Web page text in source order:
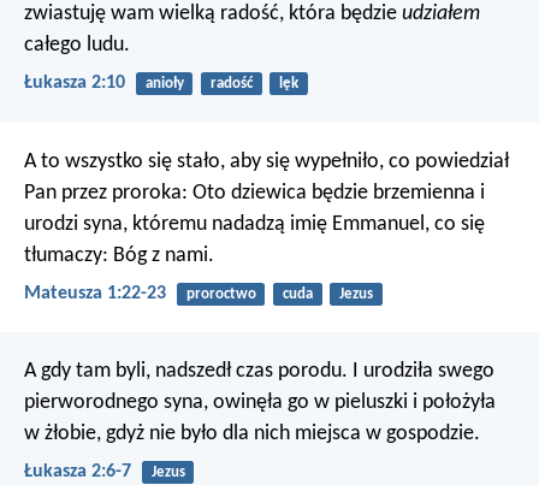
zwiastuję wam wielką radość, która będzie udziałem
całego ludu.
Łukasza 2:10 anioły radość lęk
A to wszystko się stało, aby się wypełniło, co powiedział
Pan przez proroka: Oto dziewica będzie brzemienna i
urodzi syna, któremu nadadzą imię Emmanuel, co się
tłumaczy: Bóg z nami.
Mateusza 1:22-23 proroctwo cuda Jezus
A gdy tam byli, nadszedł czas porodu. I urodziła swego
pierworodnego syna, owinęła go w pieluszki i położyła
w żłobie, gdyż nie było dla nich miejsca w gospodzie.
Łukasza 2:6-7 Jezus